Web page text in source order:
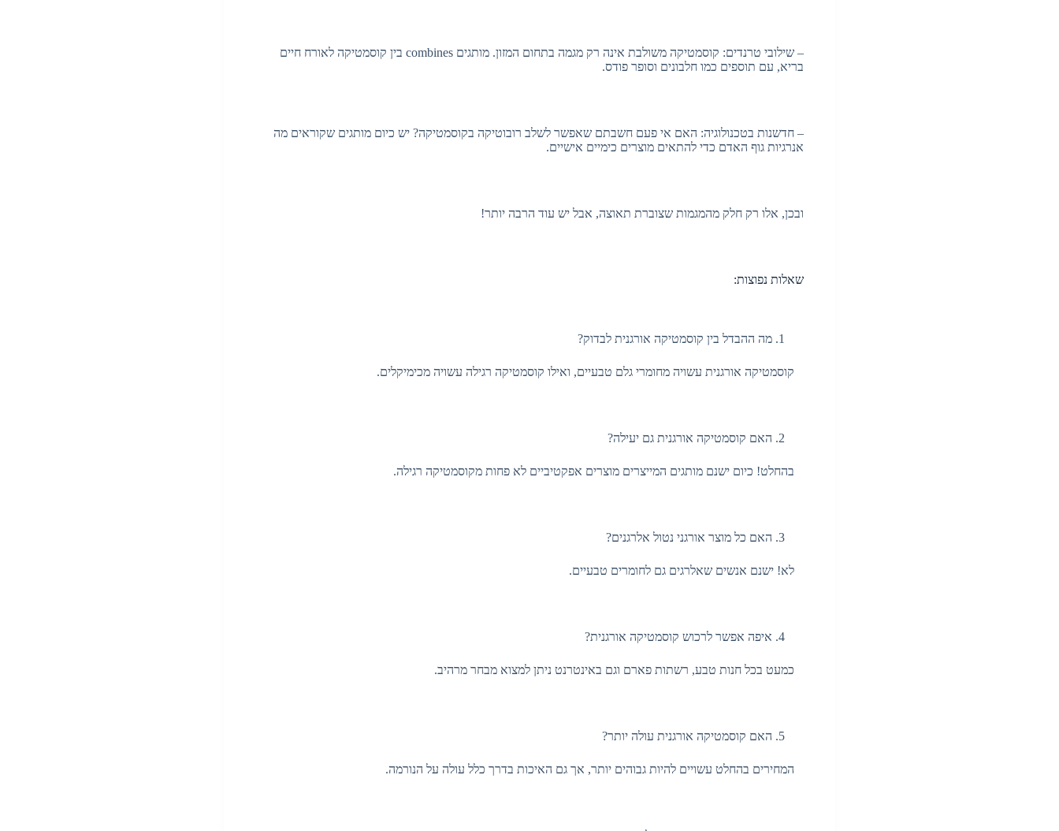
– שילובי טרנדים: קוסמטיקה משולבת אינה רק מגמה בתחום המזון. מותגים combines בין קוסמטיקה לאורח חיים
בריא, עם תוספים כמו חלבונים וסופר פודס.
– חדשנות בטכנולוגיה: האם אי פעם חשבתם שאפשר לשלב רובוטיקה בקוסמטיקה? יש כיום מותגים שקוראים מה
אנרגיות גוף האדם כדי להתאים מוצרים כימיים אישיים.
ובכן, אלו רק חלק מהמגמות שצוברת תאוצה, אבל יש עוד הרבה יותר!
שאלות נפוצות:
מה ההבדל בין קוסמטיקה אורגנית לבדוק?
קוסמטיקה אורגנית עשויה מחומרי גלם טבעיים, ואילו קוסמטיקה רגילה עשויה מכימיקלים.
האם קוסמטיקה אורגנית גם יעילה?
בהחלט! כיום ישנם מותגים המייצרים מוצרים אפקטיביים לא פחות מקוסמטיקה רגילה.
האם כל מוצר אורגני נטול אלרגנים?
לא! ישנם אנשים שאלרגים גם לחומרים טבעיים.
איפה אפשר לרכוש קוסמטיקה אורגנית?
כמעט בכל חנות טבע, רשתות פארם וגם באינטרנט ניתן למצוא מבחר מרהיב.
האם קוסמטיקה אורגנית עולה יותר?
המחירים בהחלט עשויים להיות גבוהים יותר, אך גם האיכות בדרך כלל עולה על הנורמה.